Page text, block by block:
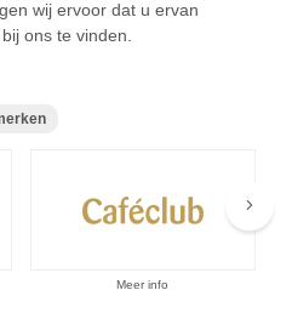
wij ervoor dat u ervan
ons te vinden.
Meer info